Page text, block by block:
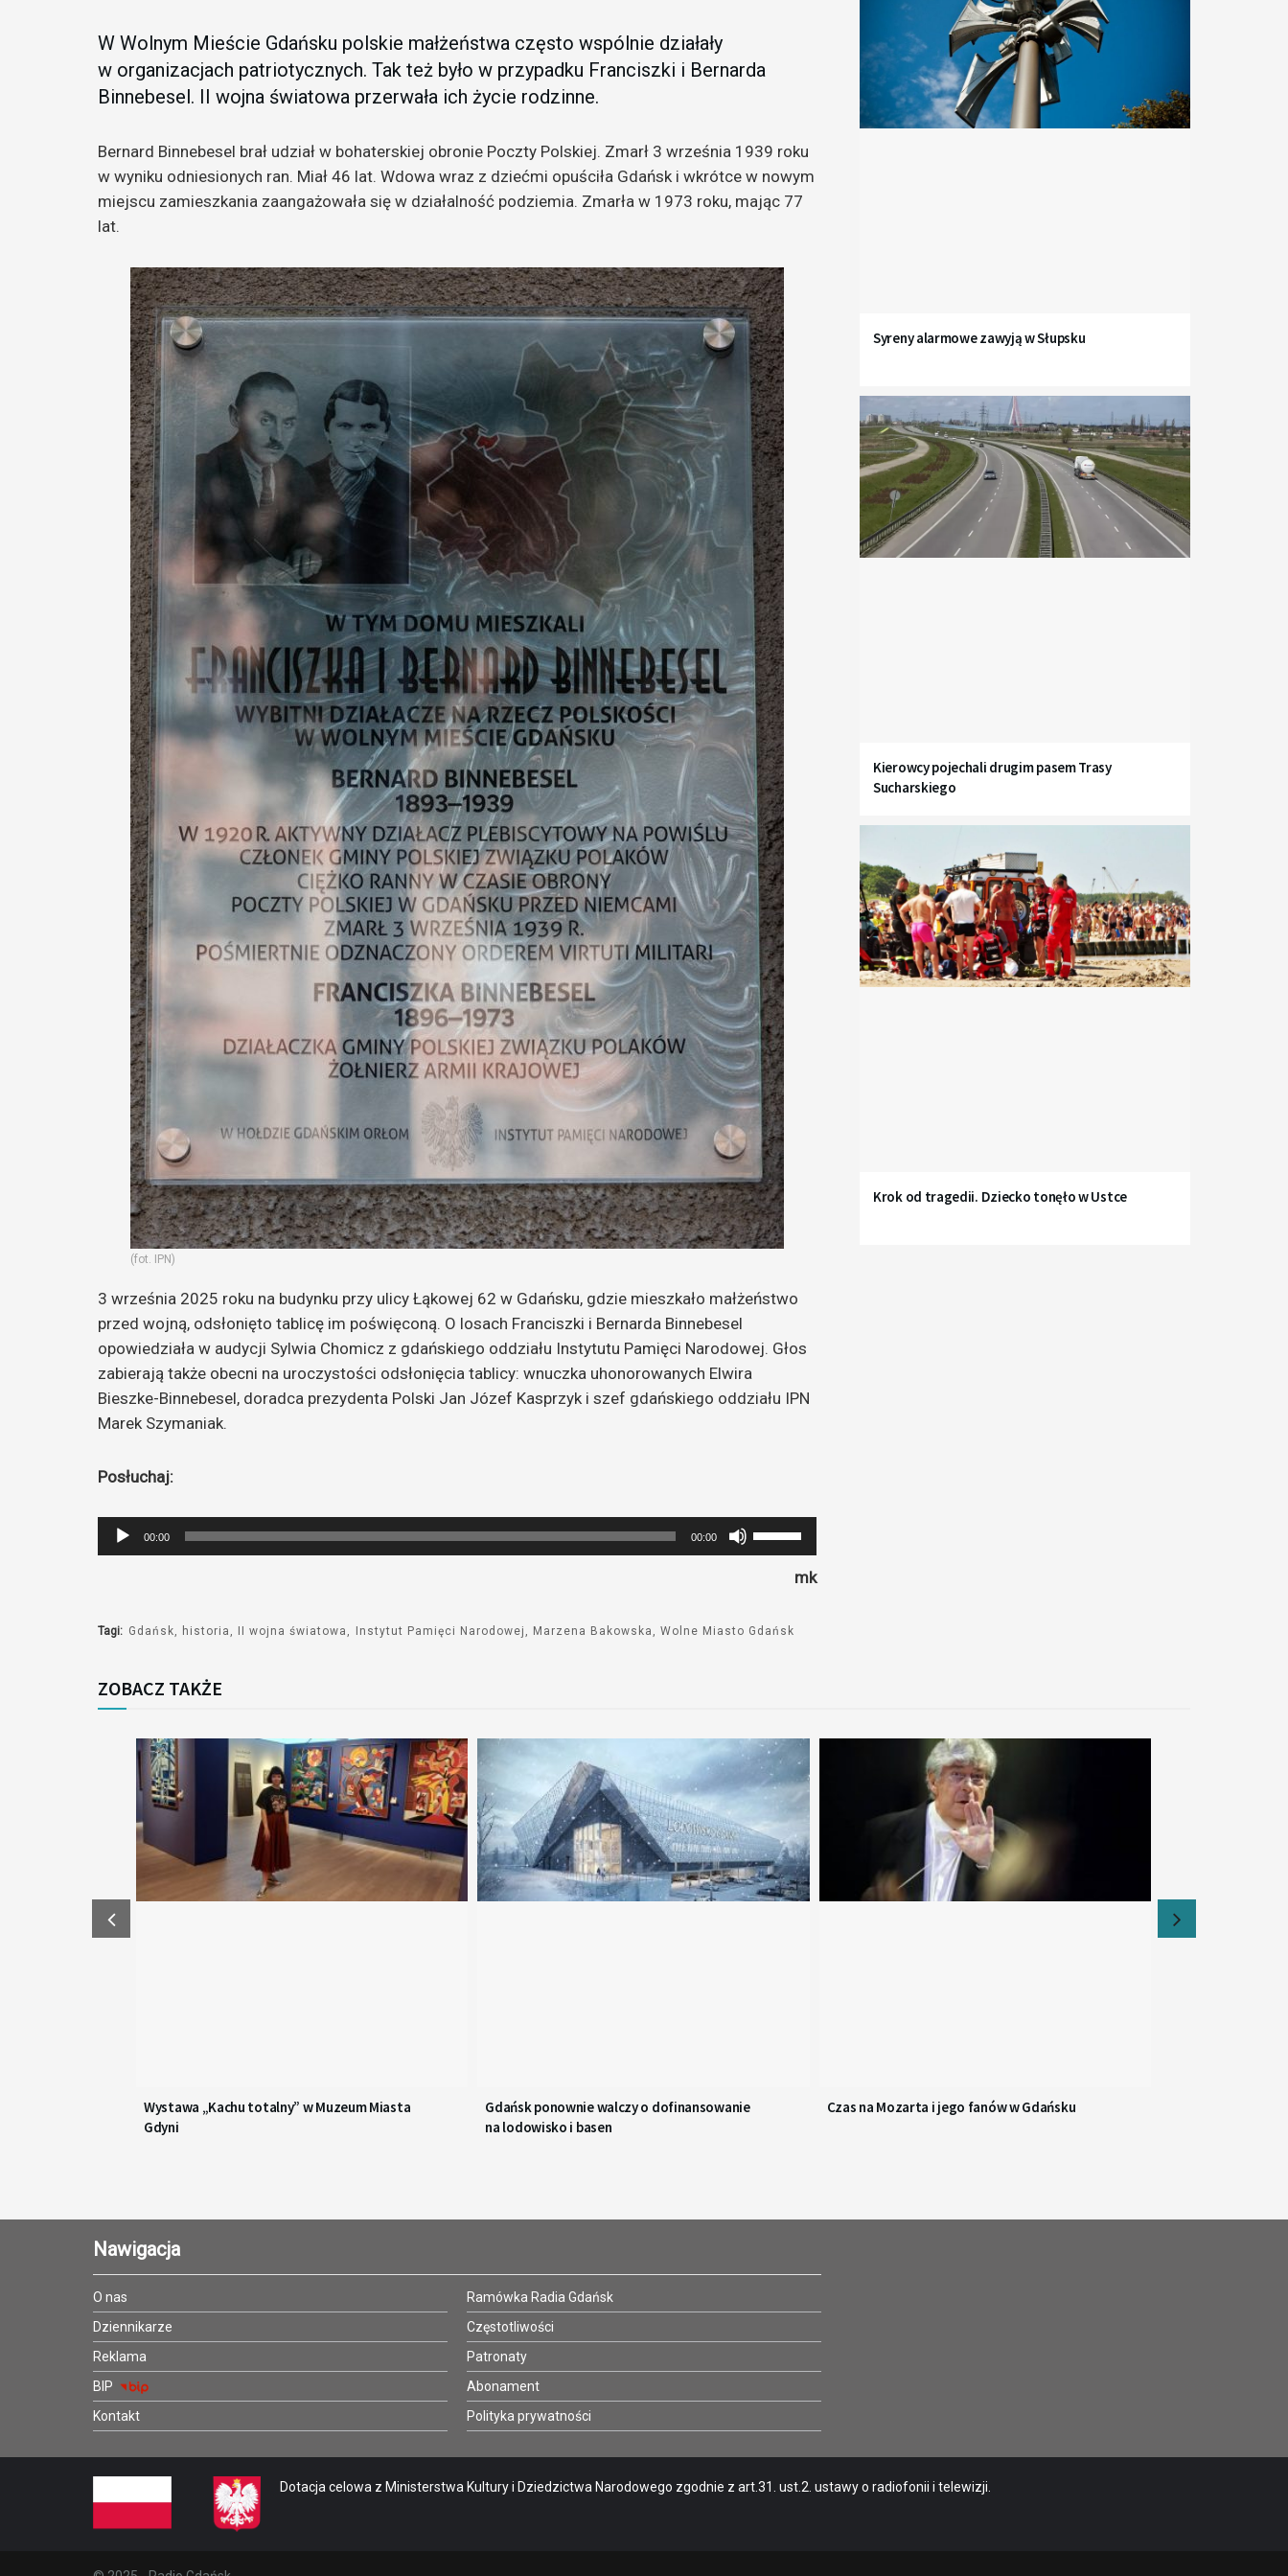
W Wolnym Mieście Gdańsku polskie małżeństwa często wspólnie działały
w organizacjach patriotycznych. Tak też było w przypadku Franciszki i Bernarda
Binnebesel. II wojna światowa przerwała ich życie rodzinne.
Bernard Binnebesel brał udział w bohaterskiej obronie Poczty Polskiej. Zmarł 3 września 1939 roku
w wyniku odniesionych ran. Miał 46 lat. Wdowa wraz z dziećmi opuściła Gdańsk i wkrótce w nowym
miejscu zamieszkania zaangażowała się w działalność podziemia. Zmarła w 1973 roku, mając 77
lat.
(fot. IPN)
3 września 2025 roku na budynku przy ulicy Łąkowej 62 w Gdańsku, gdzie mieszkało małżeństwo
przed wojną, odsłonięto tablicę im poświęconą. O losach Franciszki i Bernarda Binnebesel
opowiedziała w audycji Sylwia Chomicz z gdańskiego oddziału Instytutu Pamięci Narodowej. Głos
zabierają także obecni na uroczystości odsłonięcia tablicy: wnuczka uhonorowanych Elwira
Bieszke-Binnebesel, doradca prezydenta Polski Jan Józef Kasprzyk i szef gdańskiego oddziału IPN
Marek Szymaniak.
Posłuchaj:
Odtwarzacz
plików
00:00 00:00
Używaj
strzałek
oraz
lub
zmniejszyć
głośność.
mk
Tagi: Gdańsk historia II wojna światowa Instytut Pamięci Narodowej Marzena Bakowska Wolne Miasto Gdańsk
Syreny alarmowe zawyją w Słupsku
Kierowcy pojechali drugim pasem Trasy
Sucharskiego
Krok od tragedii. Dziecko tonęło w Ustce
ZOBACZ TAKŻE
Wystawa „Kachu totalny” w Muzeum Miasta
Gdyni
Gdańsk ponownie walczy o dofinansowanie
na lodowisko i basen
Czas na Mozarta i jego fanów w Gdańsku
Nawigacja
O nas
Dziennikarze
Reklama
BIP
Kontakt
Ramówka Radia Gdańsk
Częstotliwości
Patronaty
Abonament
Polityka prywatności
Dotacja celowa z Ministerstwa Kultury i Dziedzictwa Narodowego zgodnie z art.31. ust.2. ustawy o radiofonii i telewizji.